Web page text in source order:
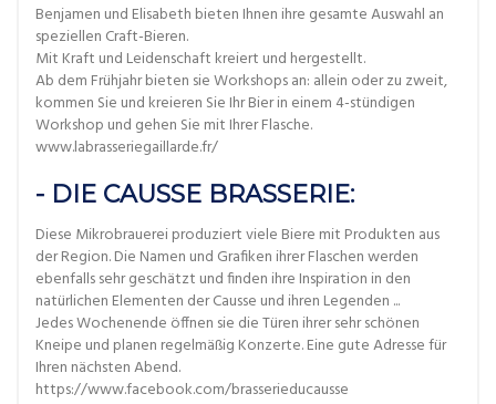
Benjamen und Elisabeth bieten Ihnen ihre gesamte Auswahl an
speziellen Craft-Bieren.
Mit Kraft und Leidenschaft kreiert und hergestellt.
Ab dem Frühjahr bieten sie Workshops an: allein oder zu zweit,
kommen Sie und kreieren Sie Ihr Bier in einem 4-stündigen
Workshop und gehen Sie mit Ihrer Flasche.
www.labrasseriegaillarde.fr/
- DIE CAUSSE BRASSERIE:
Diese Mikrobrauerei produziert viele Biere mit Produkten aus
der Region. Die Namen und Grafiken ihrer Flaschen werden
ebenfalls sehr geschätzt und finden ihre Inspiration in den
natürlichen Elementen der Causse und ihren Legenden ...
Jedes Wochenende öffnen sie die Türen ihrer sehr schönen
Kneipe und planen regelmäßig Konzerte. Eine gute Adresse für
Ihren nächsten Abend.
https://www.facebook.com/brasserieducausse